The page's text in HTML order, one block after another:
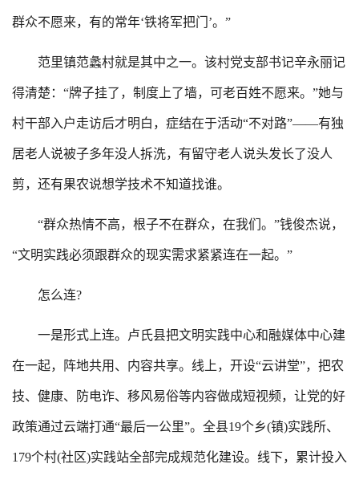
群众不愿来，有的常年‘铁将军把门’。”
范里镇范蠡村就是其中之一。该村党支部书记辛永丽记
得清楚：“牌子挂了，制度上了墙，可老百姓不愿来。”她与
村干部入户走访后才明白，症结在于活动“不对路”——有独
居老人说被子多年没人拆洗，有留守老人说头发长了没人
剪，还有果农说想学技术不知道找谁。
“群众热情不高，根子不在群众，在我们。”钱俊杰说，
“文明实践必须跟群众的现实需求紧紧连在一起。”
怎么连?
一是形式上连。卢氏县把文明实践中心和融媒体中心建
在一起，阵地共用、内容共享。线上，开设“云讲堂”，把农
技、健康、防电诈、移风易俗等内容做成短视频，让党的好
政策通过云端打通“最后一公里”。全县19个乡(镇)实践所、
179个村(社区)实践站全部完成规范化建设。线下，累计投入